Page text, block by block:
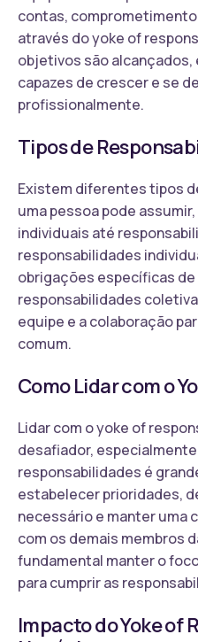
contas,
através do yoke of
objetivos são alcançados,
capazes de crescer e se
profissionalmente.
Tipos de
Existem diferentes tipos
uma pessoa pode
individuais até
responsabilidades
obrigações específicas
responsabilidades
equipe e a colaboração
comum.
Como Lidar com o
Lidar com o yoke of
desafiador,
responsabilidades é
estabelecer prioridades,
necessário e manter uma
com os demais membros
fundamental manter o
para cumprir as
Impacto do Yoke of